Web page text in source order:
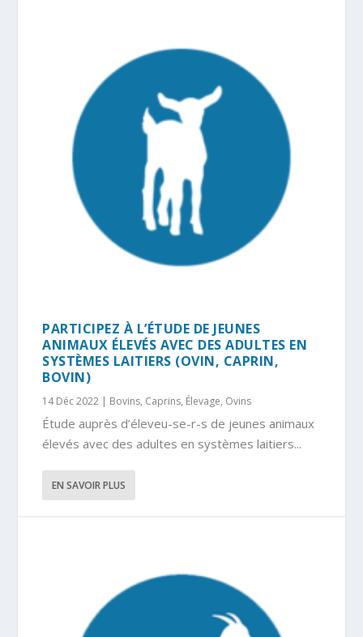
PARTICIPEZ À L’ÉTUDE DE JEUNES
ANIMAUX ÉLEVÉS AVEC DES ADULTES EN
SYSTÈMES LAITIERS (OVIN, CAPRIN,
BOVIN)
14 Déc 2022 | Bovins, Caprins, Élevage, Ovins
Étude auprès d’éleveu-se-r-s de jeunes animaux
élevés avec des adultes en systèmes laitiers...
EN SAVOIR PLUS